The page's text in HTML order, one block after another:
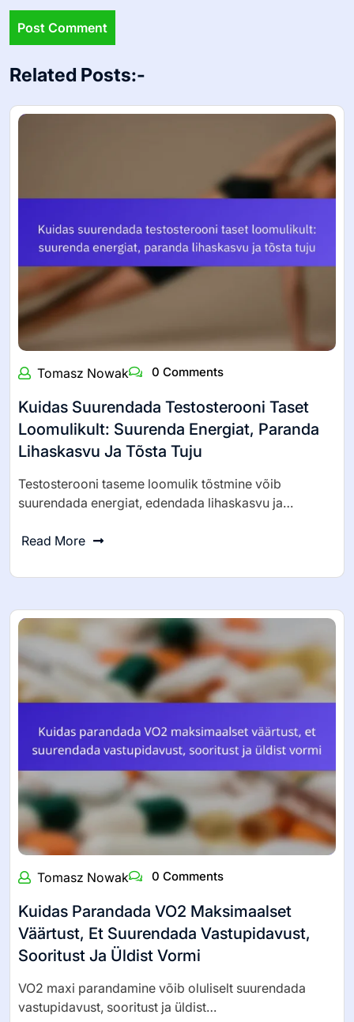
Related Posts:-
Tomasz Nowak 0 Comments
Kuidas Suurendada Testosterooni Taset
Loomulikult: Suurenda Energiat, Paranda
Lihaskasvu Ja Tõsta Tuju
Testosterooni taseme loomulik tõstmine võib
suurendada energiat, edendada lihaskasvu ja…
Read More
Tomasz Nowak 0 Comments
Kuidas Parandada VO2 Maksimaalset
Väärtust, Et Suurendada Vastupidavust,
Sooritust Ja Üldist Vormi
VO2 maxi parandamine võib oluliselt suurendada
vastupidavust, sooritust ja üldist…